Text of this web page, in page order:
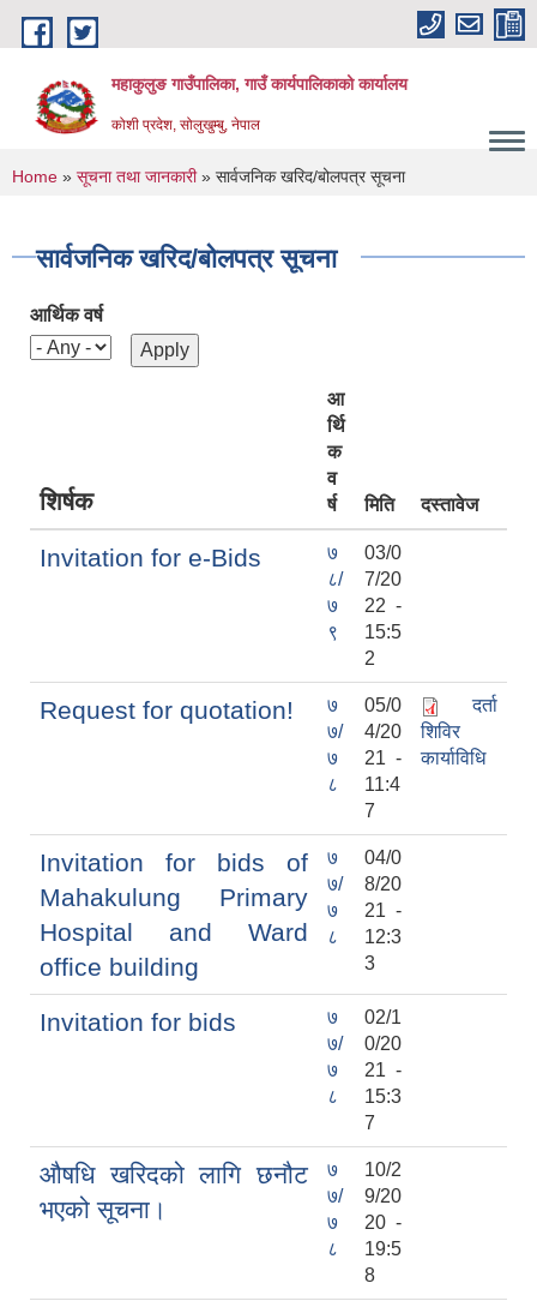
Skip to main content
महाकुलुङ गाउँपालिका, गाउँ कार्यपालिकाको कार्यालय
कोशी प्रदेश, सोलुखुम्बु, नेपाल
You are here
Home » सूचना तथा जानकारी» सार्वजनिक खरिद/बोलपत्र सूचना
सार्वजनिक खरिद/बोलपत्र सूचना
आर्थिक वर्ष
शिर्षक
आ
र्थि
क
व
र्ष
मिति दस्तावेज
Invitation for e-Bids
७
८/
७
९
03/0
7/20
22 -
15:5
2
Request for quotation!
७
७/
७
८
05/0
4/20
21 -
11:4
7
दर्ता
शिविर
कार्याविधि
Invitation for bids of
Mahakulung Primary
Hospital and Ward
office building
७
७/
७
८
04/0
8/20
21 -
12:3
3
Invitation for bids
७
७/
७
८
02/1
0/20
21 -
15:3
7
‍औषधि खरिदको लागि छनौट
भएको सूचना।
७
७/
७
८
10/2
9/20
20 -
19:5
8